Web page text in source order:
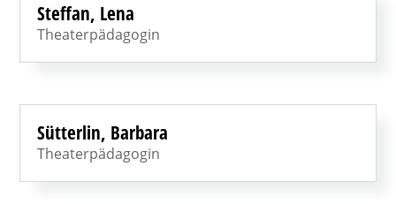
Steffan, Lena
Theaterpädagogin
Sütterlin, Barbara
Theaterpädagogin